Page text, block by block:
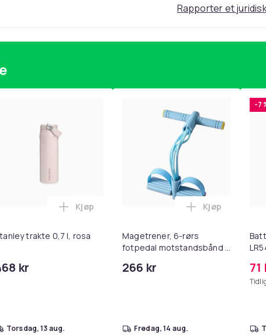
Rapporter et
for Bose QC35 I/II, QC25, QC15, QC 2 AE 2, AE 2i, AE 2w,
trakte 0,7 l, rosa
kr
Legg Stanley trakte 0,7 l, rosa i handlekurven
Kjøp
torsdag, 13 aug.
Magetrener, 6-rørs
fotpedal motstandsbånd -
yoga og
266 kr
Legg
Kjøp
fredag, 14 aug.
-7
71